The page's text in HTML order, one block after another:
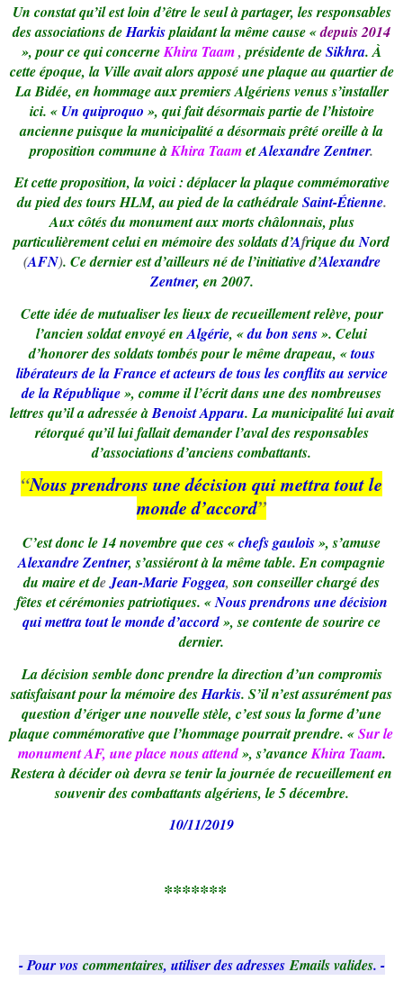
Un constat qu’il est loin d’être le seul à partager, les responsables
des associations deHarkisplaidant la même cause «depuis 2014
», pour ce qui concerneKhira Taam,présidente deSikhra. À
cette époque, la Ville avait alors apposé une plaque au quartier de
La Bidée, en hommage aux premiers Algériens venus s’installer
ici. « Un quiproquo », qui fait désormais partie de l’histoire
ancienne puisque la municipalité a désormais prêté oreille à la
proposition commune àKhira TaametAlexandre Zentner.
Et cette proposition, la voici : déplacer la plaque commémorative
du pied des tours HLM, au pied de la cathédrale Saint-Étienne.
Aux côtés du monument aux morts châlonnais, plus
particulièrement celui en mémoire des soldats d’Afrique duNord
(AFN). Ce dernier est d’ailleurs né de l’initiative d’Alexandre
Zentner, en 2007.
Cette idée de mutualiser les lieux de recueillement relève, pour
l’ancien soldat envoyé enAlgérie, «du bon sens». Celui
d’honorer des soldats tombés pour le même drapeau, «tous
libérateurs de la France et acteurs de tous les conflits au service
de la République», comme il l’écrit dans une des nombreuses
lettres qu’il a adressée àBenoist Apparu. La municipalité lui avait
rétorqué qu’il lui fallait demander l’aval des responsables
d’associations d’anciens combattants.
“Nous prendrons une décision qui mettra tout le
monde d’accord”
C’est donc le 14 novembre que ces «chefs gaulois», s’amuse
Alexandre Zentner, s’assiéront à la même table. En compagnie
du maire et deJean-Marie Foggea,son conseiller chargé des
fêtes et cérémonies patriotiques. «Nous prendrons une décision
qui mettra tout le monde d’accord», se contente de sourire ce
dernier.
La décision semble donc prendre la direction d’un compromis
satisfaisant pour la mémoire desHarkis. S’il n’est assurément pas
question d’ériger une nouvelle stèle, c’est sous la forme d’une
plaque commémorative que l’hommage pourrait prendre. «Sur le
monument AF, une place nous attend », s’avanceKhira Taam.
Restera à décider où devra se tenir la journée de recueillement en
souvenir des combattants algériens, le 5 décembre.
10/11/2019
*******
- Pour vos commentaires, utiliser des adressesEmails valides. -